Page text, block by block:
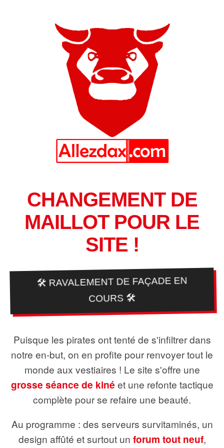
CHANGEMENT DE
MAILLOT POUR LE
SITE !
🛠️ RAVALEMENT DE FAÇADE EN
COURS 🛠️
Puisque les pirates ont tenté de s'infiltrer dans
notre en-but, on en profite pour renvoyer tout le
monde aux vestiaires ! Le site s'offre une
grosse séance de kiné et une refonte tactique
complète pour se refaire une beauté.
Au programme : des serveurs survitaminés, un
design affûté et surtout un forum tout neuf,